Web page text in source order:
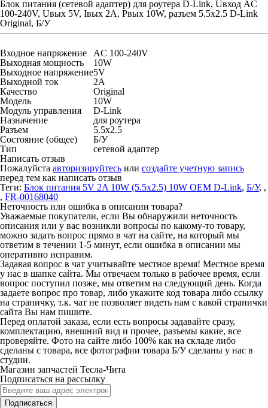
Блок питания (сетевой адаптер) для роутера D-Link, Uвход AC
100-240V, Uвых 5V, Iвых 2A, Pвых 10W, разъем 5.5x2.5 D-Link
Original, Б/У
Входное напряжение
AC 100-240V
Выходная мощность
10W
Выходное напряжение5V
Выходной ток
2A
Качество
Original
Модель
10W
Модуль управления
D-Link
Назначение
для роутера
Разъем
5.5x2.5
Состояние (общее)
Б/У
Тип
сетевой адаптер
Написать отзыв
Пожалуйста авторизируйтесь или создайте учетную запись
перед тем как написать отзыв
Теги: Блок питания 5V 2A 10W (5.5x2.5) 10W OEM D-Link, Б/У, ,
, FR-00168040
Неточность или ошибка в описании товара?
Уважаемые покупатели, если Вы обнаружили неточность
описания или у вас возникли вопросы по какому-то товару,
можно задать вопрос прямо в чат на сайте, на который мы
ответим в течении 1-5 минут, если ошибка в описании мы
оперативно исправим.
Задавая вопрос в чат учитывайте местное время! Местное время
у нас в шапке сайта. Мы отвечаем только в рабочее время, если
вопрос поступил позже, мы ответим на следующий день. Когда
задаете вопрос про товар, либо укажите код товара либо ссылку
на страничку, т.к. чат не позволяет видеть нам с какой странички
сайта Вы нам пишите.
Перед оплатой заказа, если есть вопросы задавайте сразу,
комплектацию, внешний вид и прочее, разъемы какие, все
проверяйте. Фото на сайте либо 100% как на складе либо
сделаны с товара, все фотографии товара Б/У сделаны у нас в
студии.
Магазин запчастей Тесла-Чита
Подписаться на рассылку
Подписаться